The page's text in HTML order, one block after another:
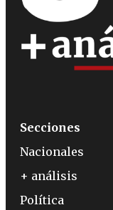
Secciones
Nacionales
+ análisis
Política